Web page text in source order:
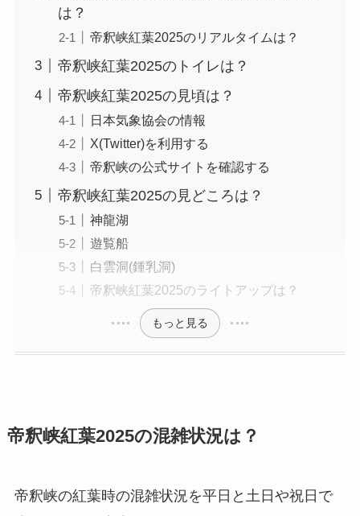
は？
帝釈峡紅葉2025のリアルタイムは？
帝釈峡紅葉2025のトイレは？
帝釈峡紅葉2025の見頃は？
日本気象協会の情報
X(Twitter)を利用する
帝釈峡の公式サイトを確認する
帝釈峡紅葉2025の見どころは？
神龍湖
遊覧船
白雲洞(鍾乳洞)
帝釈峡紅葉2025のライトアップは？
もっと見る
帝釈峡紅葉2025の混雑状況は？
帝釈峡の紅葉時の混雑状況を平日と土日や祝日で